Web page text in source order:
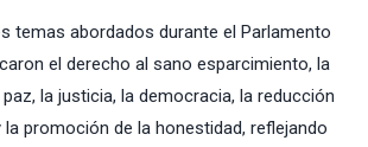
temas abordados durante el Parlamento
el derecho al sano esparcimiento, la
la justicia, la democracia, la reducción
la promoción de la honestidad, reflejando